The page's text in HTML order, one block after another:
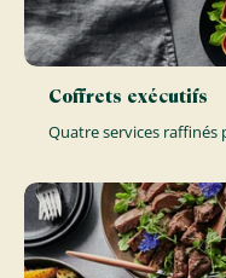
Coffrets exécutifs
Quatre services